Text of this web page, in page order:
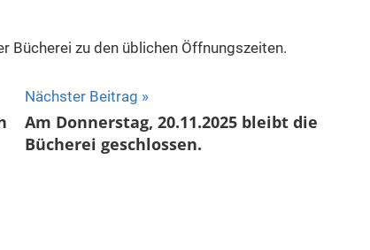
Bücherei zu den üblichen Öffnungszeiten.
Nächster Beitrag
Am Donnerstag, 20.11.2025 bleibt die
Bücherei geschlossen.